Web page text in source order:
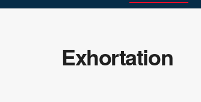
Exhortation